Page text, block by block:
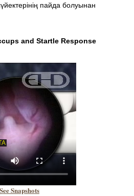
пайда болуынан
and Startle Response
See Snapshots